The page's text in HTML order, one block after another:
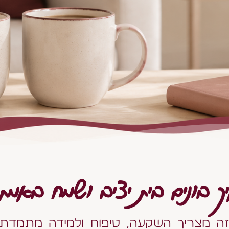
בונים בית יציב ושמח
זה מצריך השקעה, טיפוח ולמידה מתמדת